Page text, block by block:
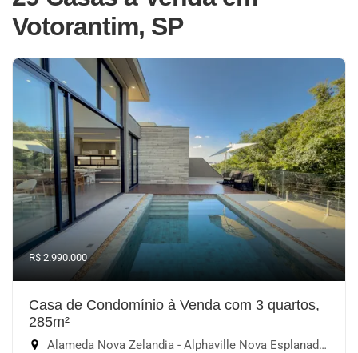
Votorantim, SP
R$ 2.990.000
Casa de Condomínio à Venda com 3 quartos,
285m²
Alameda Nova Zelandia - Alphaville Nova Esplanada I, Votorantim-SP